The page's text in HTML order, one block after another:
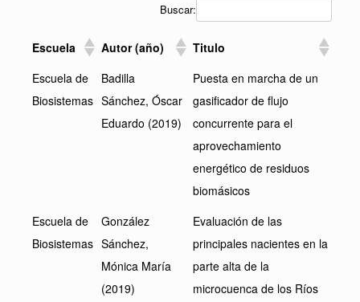
Buscar:
Escuela Autor (año)
Titulo
Escuela de
Biosistemas
Badilla
Sánchez, Óscar
Eduardo (2019)
Puesta en marcha de un
gasificador de flujo
concurrente para el
aprovechamiento
energético de residuos
biomásicos
Escuela de
Biosistemas
González
Sánchez,
Mónica María
(2019)
Evaluación de las
principales nacientes en la
parte alta de la
microcuenca de los Ríos